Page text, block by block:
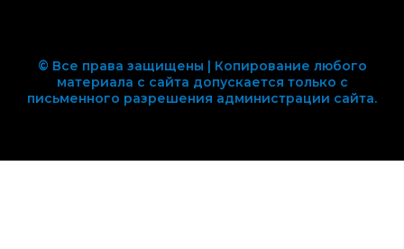
© Все права защищены | Копирование любого
материала с сайта допускается только с
письменного разрешения администрации сайта.